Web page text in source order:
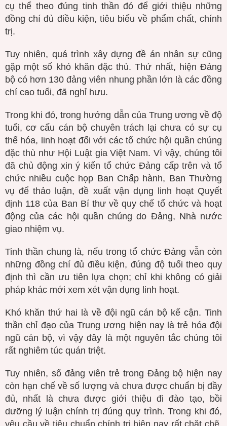
cụ thể theo đúng tinh thần đó để giới thiệu những
đồng chí đủ điều kiện, tiêu biểu về phẩm chất, chính
trị.
Tuy nhiên, quá trình xây dựng đề án nhân sự cũng
gặp một số khó khăn đặc thù. Thứ nhất, hiện Đảng
bộ có hơn 130 đảng viên nhung phần lớn là các đồng
chí cao tuổi, đã nghỉ hưu.
Trong khi đó, trong hướng dẫn của Trung ương về độ
tuổi, cơ cấu cán bộ chuyên trách lại chưa có sự cụ
thể hóa, linh hoạt đối với các tổ chức hội quần chúng
đặc thù như Hội Luật gia Việt Nam. Vì vậy, chúng tôi
đã chủ động xin ý kiến tổ chức Đảng cấp trên và tổ
chức nhiều cuộc họp Ban Chấp hành, Ban Thường
vụ để thảo luận, đề xuất vận dụng linh hoạt Quyết
định 118 của Ban Bí thư về quy chế tổ chức và hoạt
động của các hội quần chúng do Đảng, Nhà nước
giao nhiệm vụ.
Tinh thần chung là, nếu trong tổ chức Đảng vẫn còn
những đồng chí đủ điều kiện, đúng độ tuổi theo quy
định thì cần ưu tiên lựa chọn; chỉ khi không có giải
pháp khác mới xem xét vận dụng linh hoạt.
Khó khăn thứ hai là về đội ngũ cán bộ kế cận. Tinh
thần chỉ đạo của Trung ương hiện nay là trẻ hóa đội
ngũ cán bộ, vì vậy đây là một nguyên tắc chúng tôi
rất nghiêm túc quán triệt.
Tuy nhiên, số đảng viên trẻ trong Đảng bộ hiện nay
còn hạn chế về số lượng và chưa được chuẩn bị đầy
đủ, nhất là chưa được giới thiệu đi đào tạo, bồi
dưỡng lý luận chính trị đúng quy trình. Trong khi đó,
yêu cầu về tiêu chuẩn chính trị hiện nay rất chặt chẽ,